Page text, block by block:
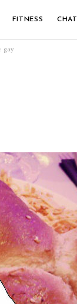
FITNESS CHAT
gay